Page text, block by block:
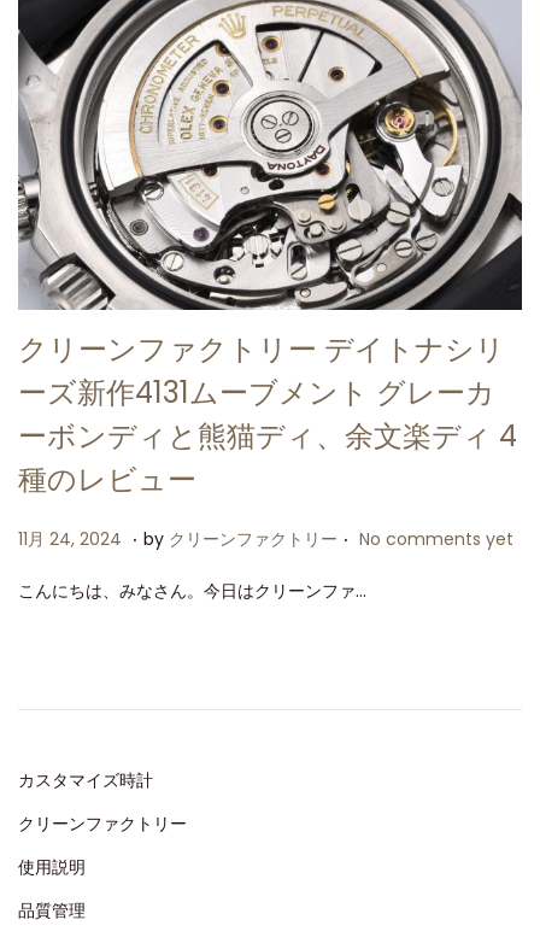
クリーンファクトリー デイトナシリ
ーズ新作4131ムーブメント グレーカ
ーボンディと熊猫ディ、余文楽ディ 4
種のレビュー
P
s
n
11月 24, 2024
月
0
. by クリーンファクトリー . No comments yet
こんにちは、みなさん。今日はクリーンファ…
カスタマイズ時計
クリーンファクトリー
使用説明
品質管理